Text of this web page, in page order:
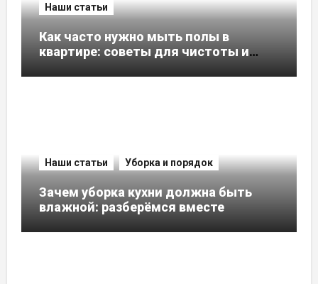
Наши статьи
Как часто нужно мыть полы в
квартире: советы для чистоты и
Наши статьи Уборка и порядок
Зачем уборка кухни должна быть
влажной: разберёмся вместе